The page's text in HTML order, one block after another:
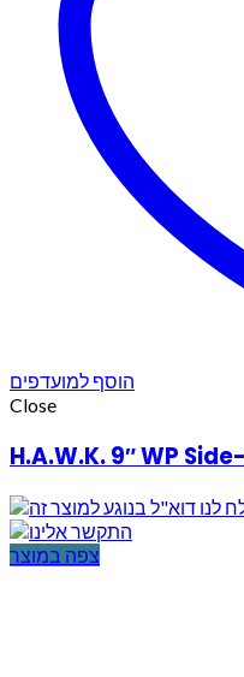
הוסף למועדפים
Close
H.A.W.K. 9″ WP
צפה במוצר